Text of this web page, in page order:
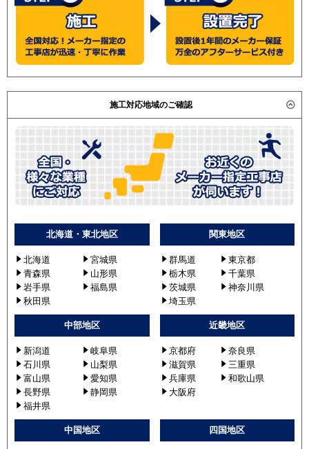
施工対応地域のご確認
北海道・東北地区
北海道
宮城県
青森県
山形県
岩手県
福島県
秋田県
関東地区
群馬道
東京都
栃木県
千葉県
茨城県
神奈川県
埼玉県
中部地区
新潟道
岐阜県
石川県
山梨県
富山県
愛知県
長野県
静岡県
福井県
近畿地区
京都府
奈良県
滋賀県
三重県
兵庫県
和歌山県
大阪府
中国地区 四国地区